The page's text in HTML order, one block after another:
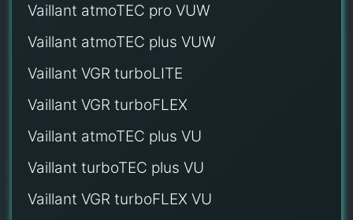
Vaillant atmoTEC pro VUW
Vaillant atmoTEC plus VUW
Vaillant VGR turboLITE
Vaillant VGR turboFLEX
Vaillant atmoTEC plus VU
Vaillant turboTEC plus VU
Vaillant VGR turboFLEX VU